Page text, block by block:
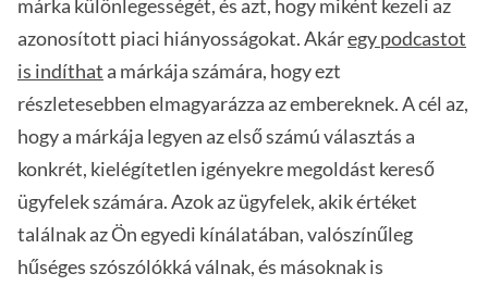
márka különlegességét, és azt, hogy miként kezeli az
azonosított piaci hiányosságokat. Akáregy podcastot
is indíthat a márkája számára, hogy ezt
részletesebben elmagyarázza az embereknek. A cél az,
hogy a márkája legyen az első számú választás a
konkrét, kielégítetlen igényekre megoldást kereső
ügyfelek számára. Azok az ügyfelek, akik értéket
találnak az Ön egyedi kínálatában, valószínűleg
hűséges szószólókká válnak, és másoknak is